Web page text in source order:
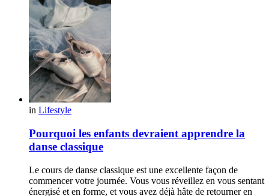
in Lifestyle
Pourquoi les enfants devraient apprendre la
danse classique
Le cours de danse classique est une excellente façon de
commencer votre journée. Vous vous réveillez en vous sentant
énergisé et en forme, et vous avez déjà hâte de retourner en